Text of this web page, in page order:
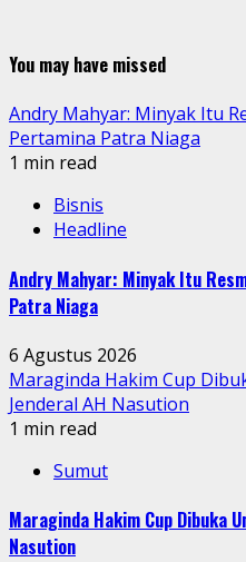
You may have missed
Andry Mahyar: Minyak Itu
Pertamina Patra Niaga
1 min read
Bisnis
Headline
Andry Mahyar: Minyak Itu
Patra Niaga
6 Agustus 2026
Maraginda Hakim Cup
Jenderal AH Nasution
1 min read
Sumut
Maraginda Hakim Cup Dibuka
Nasution